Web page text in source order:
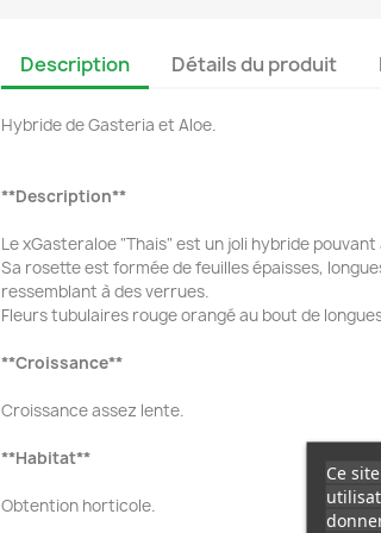
Description Détails du produit
Hybride de Gasteria et Aloe.
**Description**
Le xGasteraloe "Thais" est un joli hybride
Sa rosette est formée de feuilles épaisses,
ressemblant à des verrues.
Fleurs tubulaires rouge orangé au bout de
**Croissance**
Croissance assez lente.
**Habitat**
Obtention horticole.
Ce